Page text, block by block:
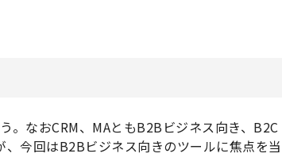
。なおCRM、MAともB2Bビジネス向き、B2C
今回はB2Bビジネス向きのツールに焦点を当